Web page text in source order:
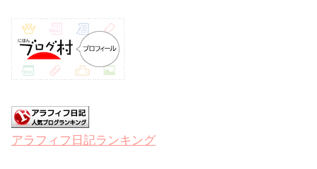
アラフィフ日記ランキング